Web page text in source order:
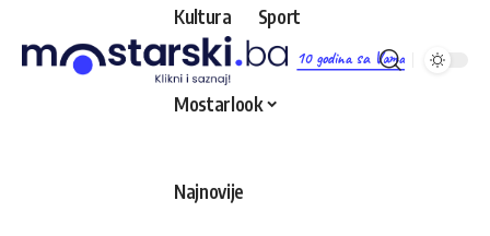
10 godina sa Vama
Kultura Sport
Mostarlook
Najnovije